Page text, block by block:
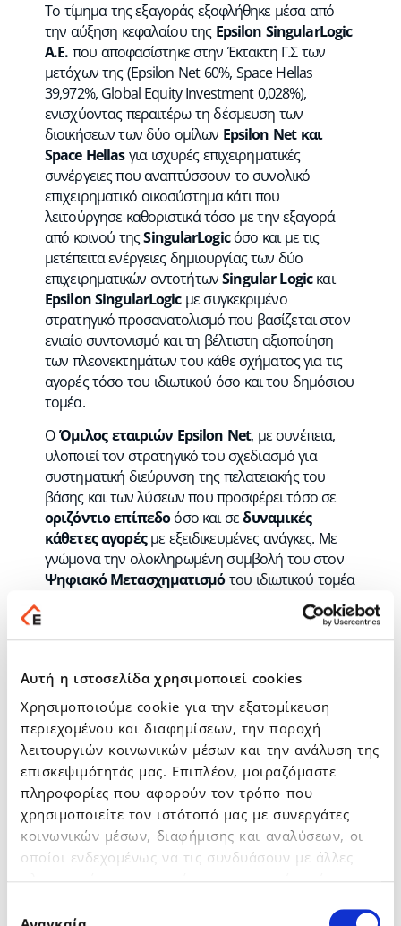
Αυτή η ιστοσελίδα χρησιμοποιεί cookies
Χρησιμοποιούμε cookie για την εξατομίκευση
περιεχομένου και διαφημίσεων, την παροχή
λειτουργιών κοινωνικών μέσων και την ανάλυση της
επισκεψιμότητάς μας. Επιπλέον, μοιραζόμαστε
πληροφορίες που αφορούν τον τρόπο που
χρησιμοποιείτε τον ιστότοπό μας με συνεργάτες
κοινωνικών μέσων, διαφήμισης και αναλύσεων, οι
οποίοι ενδεχομένως να τις συνδυάσουν με άλλες
σας χρήση των υπηρεσιών τους.
Το τίμημα της εξαγοράς εξοφλήθηκε μέσα από
την αύξηση κεφαλαίου της Epsilon SingularLogic
Α.Ε. που αποφασίστηκε στην Έκτακτη Γ.Σ των
μετόχων της (Epsilon Net 60%, Space Hellas
39,972%, Global Equity Investment 0,028%),
ενισχύοντας περαιτέρω τη δέσμευση των
διοικήσεων των δύο ομίλων Epsilon Net και
Space Hellasγια ισχυρές επιχειρηματικές
συνέργειες που αναπτύσσουν το συνολικό
επιχειρηματικό οικοσύστημα κάτι που
λειτούργησε καθοριστικά τόσο με την εξαγορά
από κοινού τηςSingularLogicόσο και με τις
μετέπειτα ενέργειες δημιουργίας των δύο
επιχειρηματικών οντοτήτωνSingular Logicκαι
Epsilon SingularLogicμε συγκεκριμένο
στρατηγικό προσανατολισμό που βασίζεται στον
ενιαίο συντονισμό και τη βέλτιστη αξιοποίηση
των πλεονεκτημάτων του κάθε σχήματος για τις
αγορές τόσο του ιδιωτικού όσο και του δημόσιου
τομέα.
ΟΌμιλος εταιριών Epsilon Net, με συνέπεια,
υλοποιεί τον στρατηγικό του σχεδιασμό για
συστηματική διεύρυνση της πελατειακής του
βάσης και των λύσεων που προσφέρει τόσο σε
οριζόντιο επίπεδοόσο και σεδυναμικές
κάθετες αγορέςμε εξειδικευμένες ανάγκες. Με
γνώμονα την ολοκληρωμένη συμβολή του στον
Ψηφιακό Μετασχηματισμότου ιδιωτικού τομέα
& και την σταδιακή επέκτασή του στο εξωτερικό,
παρακολουθεί συστηματικά τις εξελίξεις τόσο στο
επίπεδο της επιχειρηματικότητας & της
δυνατοτήτων χρηματοδότησης που θα
προκύψουν το προσεχές διάστημα από τα
χρηματοδοτικά εργαλεία του «Ταμείου
Ανάκαμψης και Ανθεκτικότητας» και του
«ΕΣΠΑ 2021-2027».
Παράλληλα, συνεχίζει με σταθερά βήματα στην
υλοποίηση τεχνολογικών & επιχειρηματικών
συνεργασιών με στόχο την αύξηση των μεριδίων
αγοράς και του συνόλου των οικονομικών
τους συνεργάτες και του μετόχους σαν ο